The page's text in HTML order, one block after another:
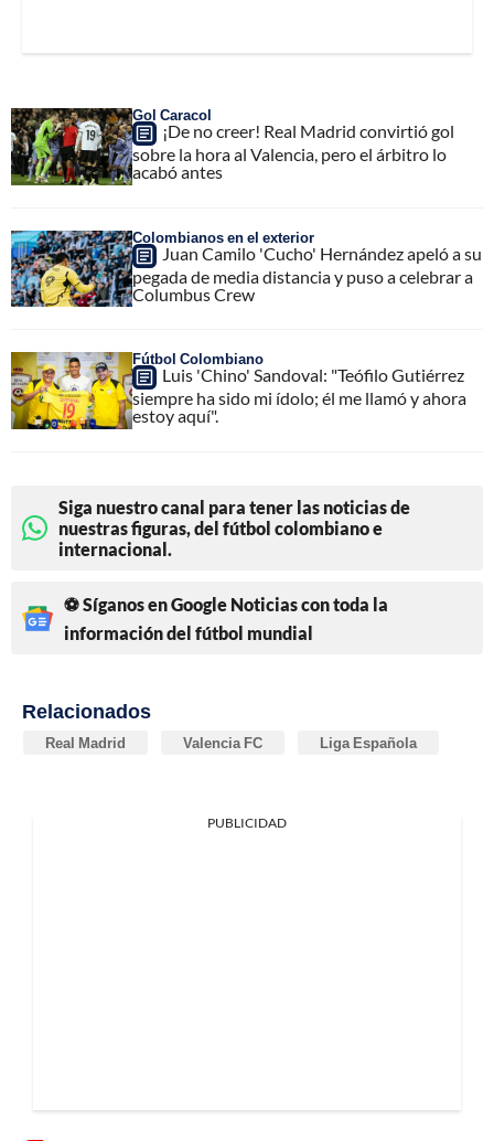
Gol Caracol
¡De no creer! Real Madrid convirtió gol
sobre la hora al Valencia, pero el árbitro lo
acabó antes
Colombianos en el exterior
Juan Camilo 'Cucho' Hernández apeló a su
pegada de media distancia y puso a celebrar a
Columbus Crew
Fútbol Colombiano
Luis 'Chino' Sandoval: "Teófilo Gutiérrez
siempre ha sido mi ídolo; él me llamó y ahora
estoy aquí".
Siga nuestro canal para tener las noticias de
nuestras figuras, del fútbol colombiano e
internacional.
⚽ Síganos en Google Noticias con toda la
información del fútbol mundial
Relacionados
Real Madrid Valencia FC Liga Española
PUBLICIDAD